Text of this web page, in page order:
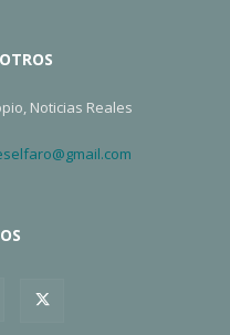
Noticias Reales